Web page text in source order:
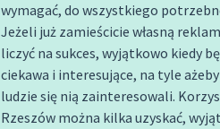
wymagać, do wszystkiego
Jeżeli już zamieścicie własną
liczyć na sukces, wyjątkowo kiedy
ciekawa i interesujące, na tyle
ludzie się nią zainteresowali.
Rzeszów można kilka uzyskać,